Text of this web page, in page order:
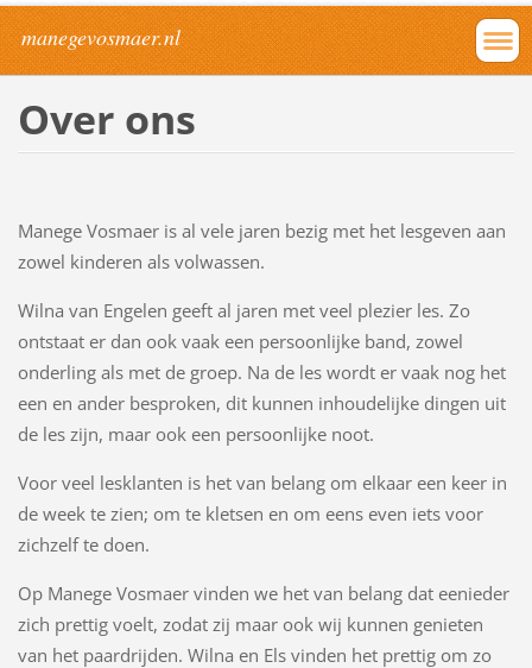
manegevosmaer.nl
Over ons
Manege Vosmaer is al vele jaren bezig met het lesgeven aan
zowel kinderen als volwassen.
Wilna van Engelen geeft al jaren met veel plezier les. Zo
ontstaat er dan ook vaak een persoonlijke band, zowel
onderling als met de groep. Na de les wordt er vaak nog het
een en ander besproken, dit kunnen inhoudelijke dingen uit
de les zijn, maar ook een persoonlijke noot.
Voor veel lesklanten is het van belang om elkaar een keer in
de week te zien; om te kletsen en om eens even iets voor
zichzelf te doen.
Op Manege Vosmaer vinden we het van belang dat eenieder
zich prettig voelt, zodat zij maar ook wij kunnen genieten
van het paardrijden. Wilna en Els vinden het prettig om zo